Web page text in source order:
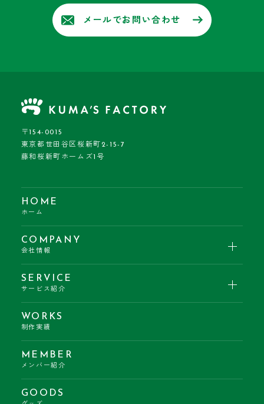
メールでお問い合わせ
〒154-0015
東京都世田谷区桜新町2-15-7
藤和桜新町ホームズ1号
HOME
ホーム
COMPANY
会社情報
SERVICE
サービス紹介
WORKS
制作実績
MEMBER
メンバー紹介
GOODS